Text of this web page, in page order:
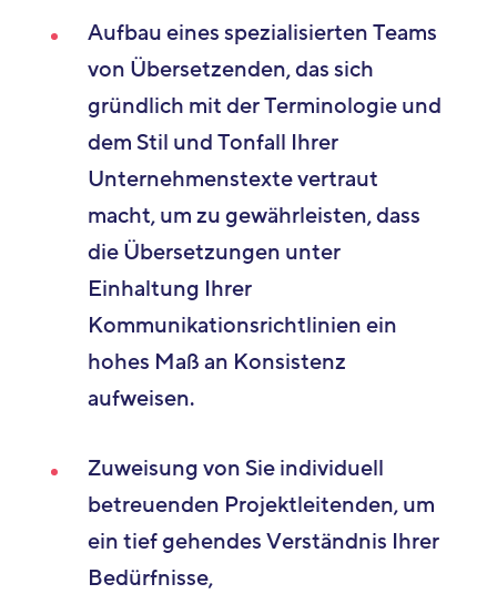
Aufbau eines spezialisierten Teams
von Übersetzenden, das sich
gründlich mit der Terminologie und
dem Stil und Tonfall Ihrer
Unternehmenstexte vertraut
macht, um zu gewährleisten, dass
die Übersetzungen unter
Einhaltung Ihrer
Kommunikationsrichtlinien ein
hohes Maß an Konsistenz
aufweisen.
Zuweisung von Sie individuell
betreuenden Projektleitenden, um
ein tief gehendes Verständnis Ihrer
Bedürfnisse,